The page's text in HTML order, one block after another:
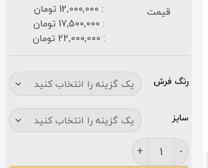
قیمت
: 12,000,000 تومان
: 17,500,000 تومان
: 22,000,000 تومان
رنگ فرش
سایز
فرش کاشان نیوشا ۷۰۰ شانه فیلی عدد